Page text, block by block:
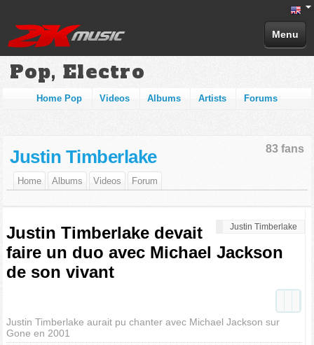
Menu
Pop, Electro
Home Pop Videos Albums Artists Forums
83 fans
Justin Timberlake
Home Albums Videos Forum
Justin Timberlake
Justin Timberlake devait
faire un duo avec Michael Jackson
de son vivant
Justin Timberlake aurait pu chanter avec Michael Jackson sur
Gone en 2001